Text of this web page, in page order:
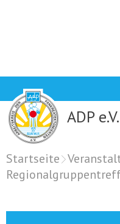
to
content
ADP e.V.
Startseite